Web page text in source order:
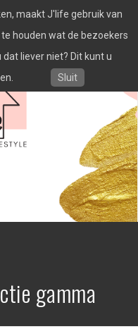
gamma
maakt J'life gebruik van
houden wat de bezoekers
liever niet? Dit kunt u
Sluit